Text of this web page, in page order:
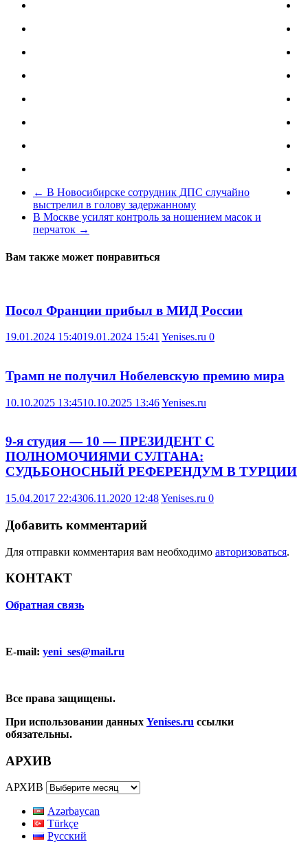
← В Новосибирске сотрудник ДПС случайно
выстрелил в голову задержанному
В Москве усилят контроль за ношением масок и
перчаток →
Вам также может понравиться
Посол Франции прибыл в МИД России
19.01.2024 15:4019.01.2024 15:41 Yenises.ru 0
Трамп не получил Нобелевскую премию мира
10.10.2025 13:4510.10.2025 13:46Yenises.ru
9-я студия — 10 — ПРЕЗИДЕНТ С
ПОЛНОМОЧИЯМИ СУЛТАНА:
СУДЬБОНОСНЫЙ РЕФЕРЕНДУМ В ТУРЦИИ
15.04.2017 22:4306.11.2020 12:48Yenises.ru 0
Добавить комментарий
Для отправки комментария вам необходимо авторизоваться.
КОНТАКТ
Обратная связь
E-mail: yeni_ses@mail.ru
Все права защищены.
При использовании данных Yenises.ru ссылки
обязательны.
АРХИВ
АРХИВ
Azərbaycan
Türkçe
Русский